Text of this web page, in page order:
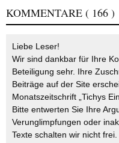
KOMMENTARE ( 166 )
Liebe Leser!
Wir sind dankbar für Ihre
Beteiligung sehr. Ihre
Beiträge auf der Site
Monatszeitschrift „Tichys
Bitte entwerten Sie Ihre
Verunglimpfungen oder
Texte schalten wir nicht